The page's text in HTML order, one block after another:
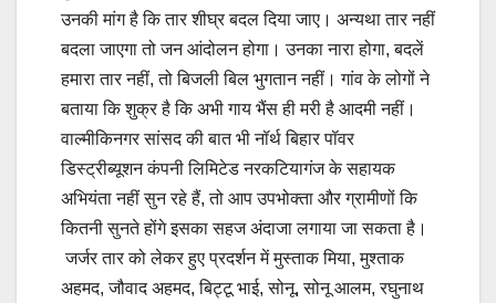
उनकी मांग है कि तार शीघ्र बदल दिया जाए। अन्यथा तार नहीं
बदला जाएगा तो जन आंदोलन होगा। उनका नारा होगा, बदलें
हमारा तार नहीं, तो बिजली बिल भुगतान नहीं। गांव के लोगों ने
बताया कि शुक्र है कि अभी गाय भैंस ही मरी है आदमी नहीं।
वाल्मीकिनगर सांसद की बात भी नॉर्थ बिहार पॉवर
डिस्ट्रीब्यूशन कंपनी लिमिटेड नरकटियागंज के सहायक
अभियंता नहीं सुन रहे हैं, तो आप उपभोक्ता और ग्रामीणों कि
कितनी सुनते होंगे इसका सहज अंदाजा लगाया जा सकता है।
जर्जर तार को लेकर हुए प्रदर्शन में मुस्ताक मिया, मुश्ताक
अहमद, जौवाद अहमद, बिट्टू भाई, सोनू, सोनू आलम, रघुनाथ